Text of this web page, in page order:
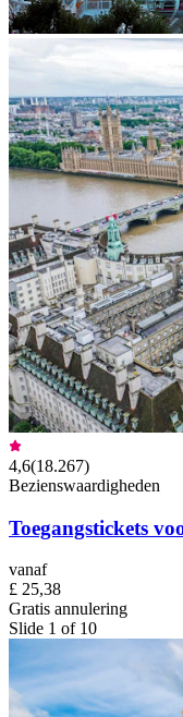
4,6(18.267)
Bezienswaardigheden
Toegangstickets
vanaf
£ 25,38
Gratis annulering
Slide 1 of 10